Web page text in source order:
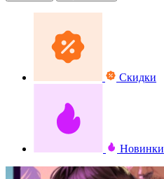
Скидки
Новинки